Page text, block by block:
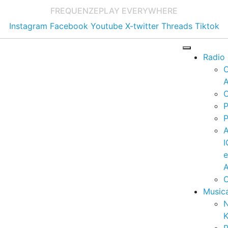
FREQUENZEPLAY EVERYWHERE
Instagram Facebook Youtube X-twitter Threads Tiktok
Radio
e